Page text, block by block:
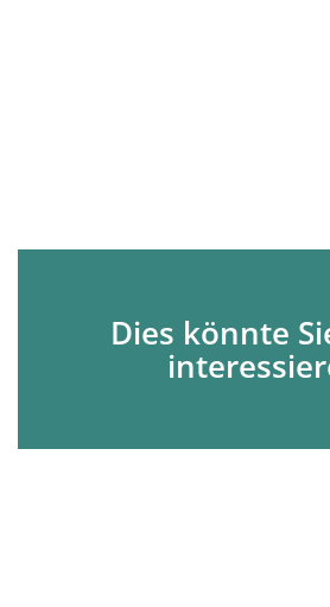
Dies könnte